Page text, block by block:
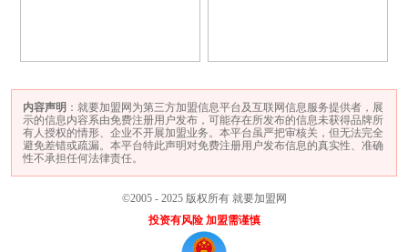
内容声明 ：就要加盟网为第三方加盟信息平台及互联网信息服务提供者，展
示的信息内容系由免费注册用户发布，可能存在所发布的信息未获得品牌所
有人授权的情形、企业不开展加盟业务。本平台虽严把审核关，但无法完全
避免差错或疏漏。本平台特此声明对免费注册用户发布信息的真实性、准确
性不承担任何法律责任。
©2005 - 2025 版权所有 就要加盟网
投资有风险 加盟需谨慎